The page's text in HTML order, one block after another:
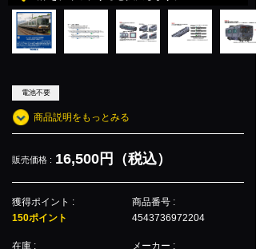
電池不要
商品説明をもっとみる
販売価格 : 16,500円（税込）
獲得ポイント :
150ポイント
在庫 :
商品番号 :
4543736972204
メーカー :